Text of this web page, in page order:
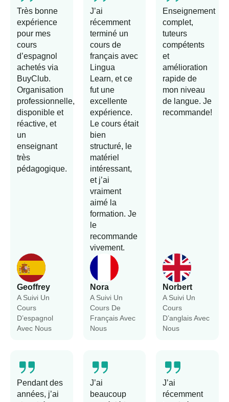
Geoffrey
A Suivi Un
Cours
D’espagnol
Avec Nous
Très bonne
expérience
pour mes
cours
d’espagnol
achetés via
BuyClub.
Organisation
professionnelle,
disponible et
réactive, et
un
enseignant
très
pédagogique.
Nora
A Suivi Un
Cours De
Français Avec
Nous
J’ai
récemment
terminé un
cours de
français avec
Lingua
Learn, et ce
fut une
excellente
expérience.
Le cours était
bien
structuré, le
matériel
intéressant,
et j’ai
vraiment
aimé la
formation. Je
le
recommande
vivement.
Norbert
A Suivi Un
Cours
D’anglais Avec
Nous
Enseignement
complet,
tuteurs
compétents
et
amélioration
rapide de
mon niveau
de langue. Je
recommande!
Pendant des
années, j’ai
J’ai
beaucoup
J’ai
récemment